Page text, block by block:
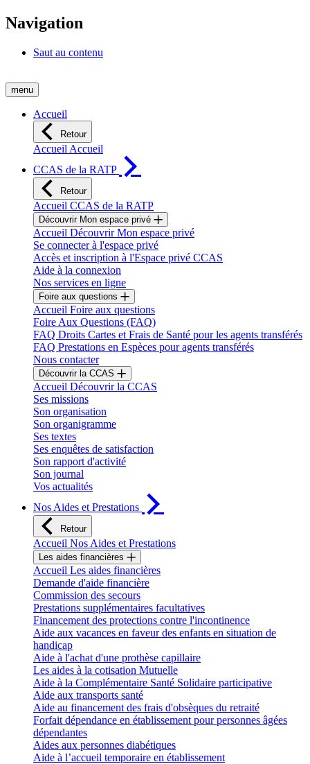
Navigation
Saut au contenu
menu
Accueil
Retour
Accueil Accueil
CCAS de la RATP
Retour
Accueil CCAS de la RATP
Découvrir Mon espace privé
Accueil Découvrir Mon espace privé
Se connecter à l'espace privé
Accès et inscription à l'Espace privé CCAS
Aide à la connexion
Nos services en ligne
Foire aux questions
Accueil Foire aux questions
Foire Aux Questions (FAQ)
FAQ Droits Cartes et Frais de Santé pour les agents transférés
FAQ Prestations en Espèces pour agents transférés
Nous contacter
Découvrir la CCAS
Accueil Découvrir la CCAS
Ses missions
Son organisation
Son organigramme
Ses textes
Ses enquêtes de satisfaction
Son rapport d'activité
Son journal
Vos actualités
Nos Aides et Prestations
Retour
Accueil Nos Aides et Prestations
Les aides financières
Accueil Les aides financières
Demande d'aide financière
Commission des secours
Prestations supplémentaires facultatives
Financement des protections contre l'incontinence
Aide aux vacances en faveur des enfants en situation de
handicap
Aide à l'achat d'une prothèse capillaire
Les aides à la cotisation Mutuelle
Aide à la Complémentaire Santé Solidaire participative
Aide aux transports santé
Aide au financement des frais d'obsèques du retraité
Forfait dépendance en établissement pour personnes âgées
dépendantes
Aides aux personnes diabétiques
Aide à l’accueil temporaire en établissement